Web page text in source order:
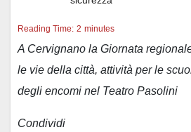
Reading Time: 2 minutes
A Cervignano la Giornata
le vie della città, attività per le
degli encomi nel Teatro Pasolini
Condividi